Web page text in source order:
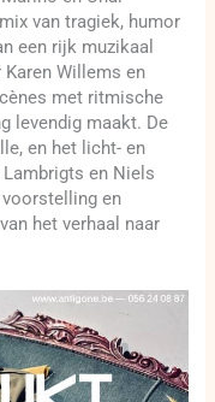
van tragiek, humor
een rijk muzikaal
Willems en
met ritmische
levendig maakt. De
en het licht- en
en Niels
voorstelling en
het verhaal naar